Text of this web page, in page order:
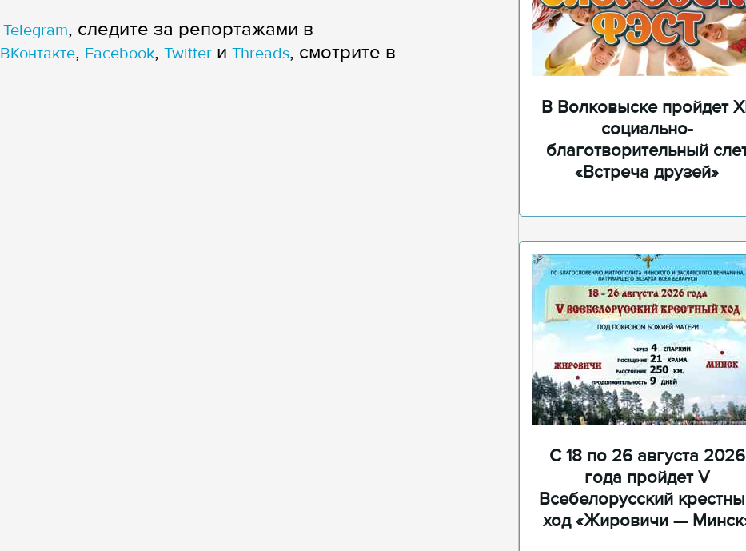
Telegram, следите за репортажами в
ВКонтакте, Facebook, Twitter и Threads, смотрите в
В Волковыске пройдет
социально-
благотворительный
«Встреча друзей»
С 18 по 26 августа 2026
года пройдет V
Всебелорусский
ход «Жировичи —